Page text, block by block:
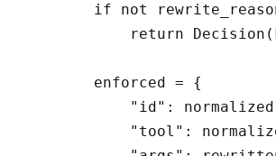
if not
return
        enforced = {
"id":
"tool":